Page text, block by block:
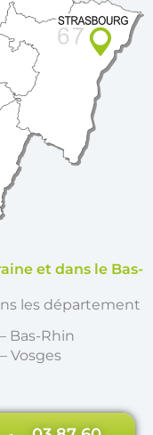
et dans le Bas-
les département
Bas-Rhin
Vosges